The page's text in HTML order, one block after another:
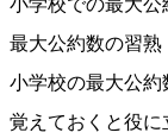
最大公約数の習熟
小学校の最大公約
覚えておくと役